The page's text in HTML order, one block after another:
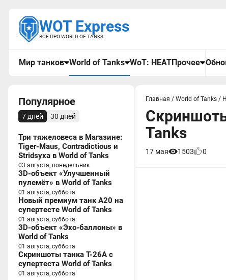
WOT Express
ВСЁ ПРО WORLD OF TANKS
Мир танков World of Tanks WoT: HEATПрочее
Популярное
7 дней 30 дней
Три тяжеловеса в Магазине:
Tiger-Maus, Contradictious и
Stridsyxa в World of Tanks
03 августа, понедельник
3D-объект «Улучшенный
пулемёт» в World of Tanks
01 августа, суббота
Новый премиум танк A20 на
супертесте World of Tanks
01 августа, суббота
3D-объект «Эхо-баллоны» в
World of Tanks
01 августа, суббота
Скриншоты танка T-26A с
супертеста World of Tanks
01 августа, суббота
Главная / World of Tanks /
Tanks
17 мая 1503 0